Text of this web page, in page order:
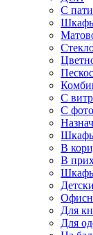
С
С
С
В
В
Для
Для